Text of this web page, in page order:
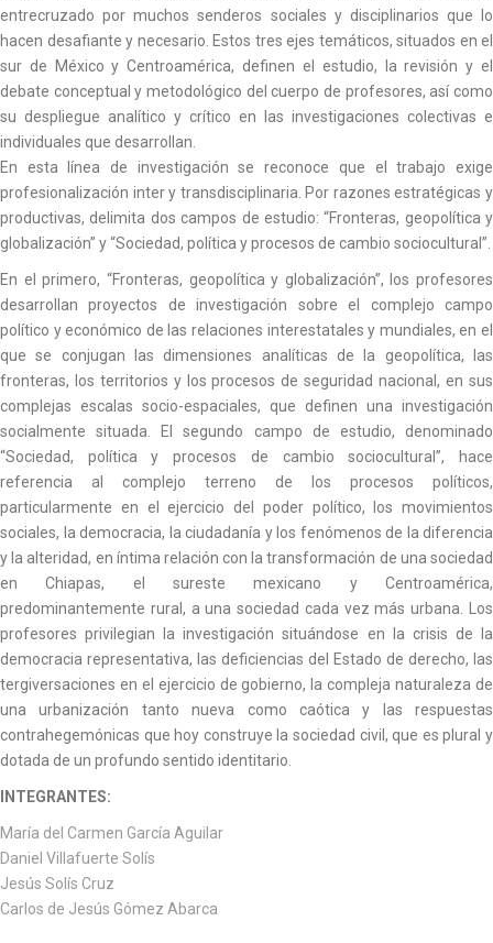
entrecruzado por muchos senderos sociales y disciplinarios que lo
hacen desafiante y necesario. Estos tres ejes temáticos, situados en el
sur de México y Centroamérica, definen el estudio, la revisión y el
debate conceptual y metodológico del cuerpo de profesores, así como
su despliegue analítico y crítico en las investigaciones colectivas e
individuales que desarrollan.
En esta línea de investigación se reconoce que el trabajo exige
profesionalización inter y transdisciplinaria. Por razones estratégicas y
productivas, delimita dos campos de estudio: “Fronteras, geopolítica y
globalización” y “Sociedad, política y procesos de cambio sociocultural”.
En el primero, “Fronteras, geopolítica y globalización”, los profesores
desarrollan proyectos de investigación sobre el complejo campo
político y económico de las relaciones interestatales y mundiales, en el
que se conjugan las dimensiones analíticas de la geopolítica, las
fronteras, los territorios y los procesos de seguridad nacional, en sus
complejas escalas socio-espaciales, que definen una investigación
socialmente situada. El segundo campo de estudio, denominado
“Sociedad, política y procesos de cambio sociocultural”, hace
referencia al complejo terreno de los procesos políticos,
particularmente en el ejercicio del poder político, los movimientos
sociales, la democracia, la ciudadanía y los fenómenos de la diferencia
y la alteridad, en íntima relación con la transformación de una sociedad
en Chiapas, el sureste mexicano y Centroamérica,
predominantemente rural, a una sociedad cada vez más urbana. Los
profesores privilegian la investigación situándose en la crisis de la
democracia representativa, las deficiencias del Estado de derecho, las
tergiversaciones en el ejercicio de gobierno, la compleja naturaleza de
una urbanización tanto nueva como caótica y las respuestas
contrahegemónicas que hoy construye la sociedad civil, que es plural y
dotada de un profundo sentido identitario.
INTEGRANTES:
María del Carmen García Aguilar
Daniel Villafuerte Solís
Jesús Solís Cruz
Carlos de Jesús Gómez Abarca